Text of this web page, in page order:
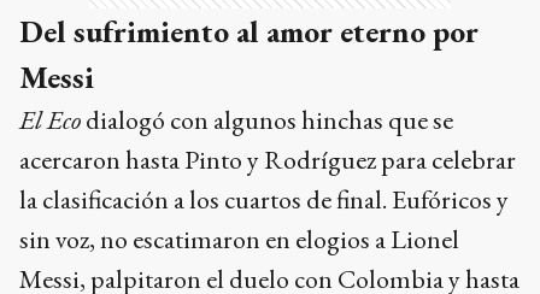
Del sufrimiento al amor eterno por
Messi
El Ecodialogó con algunos hinchas que se
acercaron hasta Pinto y Rodríguez para celebrar
la clasificación a los cuartos de final. Eufóricos y
sin voz, no escatimaron en elogios a Lionel
Messi, palpitaron el duelo con Colombia y hasta